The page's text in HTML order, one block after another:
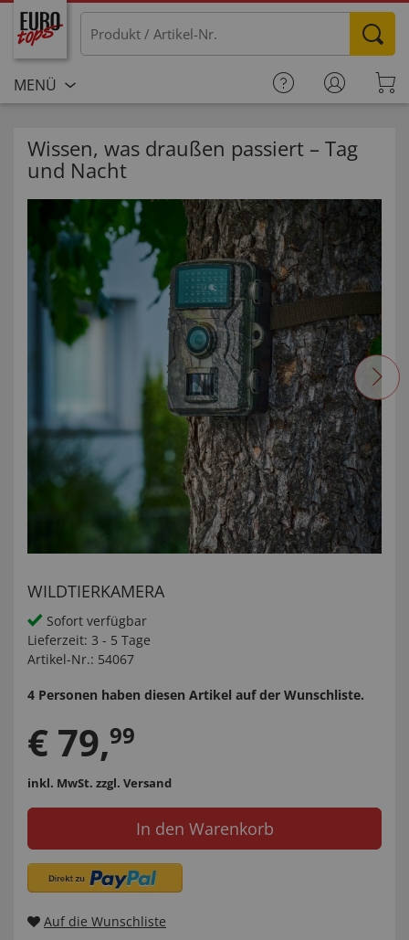
MENÜ
Wissen, was draußen passiert – Tag
und Nacht
WILDTIERKAMERA
Sofort verfügbar
Lieferzeit: 3 - 5 Tage
Artikel-Nr.: 54067
4 Personen haben diesen Artikel auf der Wunschliste.
€ 79,99
inkl. MwSt. zzgl. Versand
In den Warenkorb
Auf die Wunschliste